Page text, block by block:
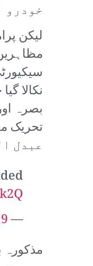
خودرو
لیکن
نکالا
بصرہ
عبدل
— Muntadhar al-Zaidi (@muntazer_zaidi)